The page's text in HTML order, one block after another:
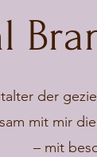
der
mit mir
– mit